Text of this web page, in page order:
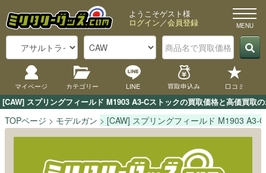
[CAW] スプリングフィールド M1903 A3-Cストックの買取価格と高価買取
ようこそゲスト様
ログイン／会員登録
マイページ カテゴリー LINE 買取申込み 口コミ
TOPページ モデルガン [CAW] スプリングフィールド M1903 A3-